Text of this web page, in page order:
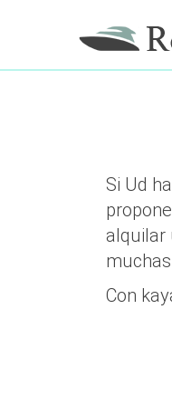
Si Ud
alquilar
Con